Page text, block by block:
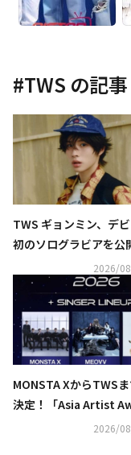
#TWS の記事
TWS ギョンミン、デ
初のソログラビアを公
2026/
MONSTA XからTWS
決定！「Asia Artist
新たなラインナップ発
2026/